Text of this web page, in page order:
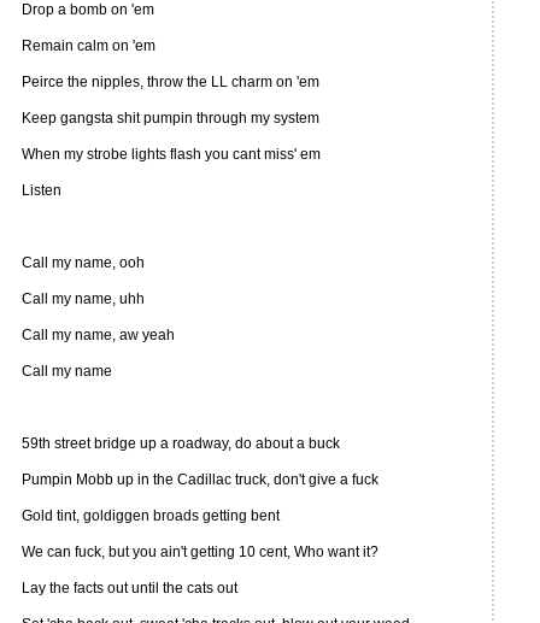
Drop a bomb on 'em
Remain calm on 'em
Peirce the nipples, throw the LL charm on 'em
Keep gangsta shit pumpin through my system
When my strobe lights flash you cant miss' em
Listen
Call my name, ooh
Call my name, uhh
Call my name, aw yeah
Call my name
59th street bridge up a roadway, do about a buck
Pumpin Mobb up in the Cadillac truck, don't give a fuck
Gold tint, goldiggen broads getting bent
We can fuck, but you ain't getting 10 cent, Who want it?
Lay the facts out until the cats out